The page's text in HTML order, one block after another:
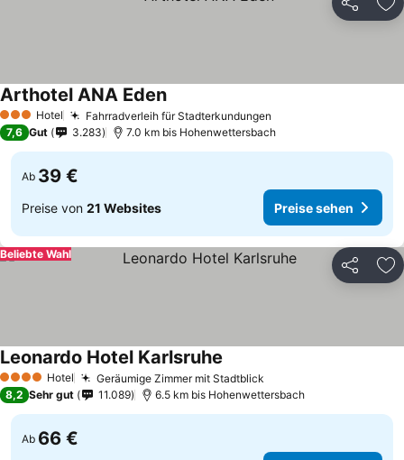
Teilen
3 SterneHotel Fahrradverleih für Stadterkundungen
Arthotel ANA EdenPreise sehen
7,6 Gut 3.283 7.0 km bis Hohenwettersbach
Ab 39 €
Preise von 21 Websites Preise sehen
Teilen
Beliebte Wahl
4 Sterne Hotel Geräumige Zimmer mit Stadtblick
Leonardo Hotel Karlsruhe
8,2 Sehr gut 11.089 6.5 km bis Hohenwettersbach
Ab 66 €